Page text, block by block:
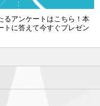
るアンケートはこちら！本
トに答えて今すぐプレゼン